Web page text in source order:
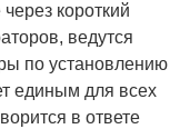
короткий
ведутся
по установлению
единым для всех
в ответе